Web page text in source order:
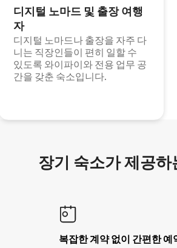
디지털 노마드 및 출장 여행
자
디지털 노마드나 출장을 자주 다
니는 직장인들이 편히 일할 수
있도록 와이파이와 전용 업무 공
간을 갖춘 숙소입니다.
장기 숙소가 제공
복잡한 계약 없이 간편한 예